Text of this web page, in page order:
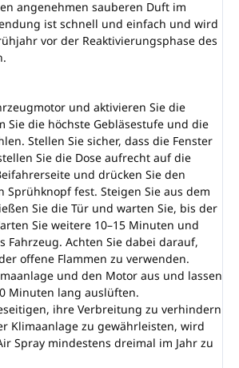
angenehmen sauberen Duft im
ist schnell und einfach und wird
vor der Reaktivierungsphase des
und aktivieren Sie die
Sie die höchste Gebläsestufe und die
Stellen Sie sicher, dass die Fenster
Sie die Dose aufrecht auf die
und drücken Sie den
Sprühknopf fest. Steigen Sie aus dem
Sie die Tür und warten Sie, bis der
Sie weitere 10–15 Minuten und
Fahrzeug. Achten Sie dabei darauf,
offene Flammen zu verwenden.
und den Motor aus und lassen
Minuten lang auslüften.
ihre Verbreitung zu verhindern
Klimaanlage zu gewährleisten, wird
Spray mindestens dreimal im Jahr zu